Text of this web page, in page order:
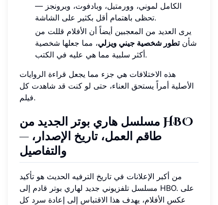
الكامل لموني، وورمتيل، وبادفوت، وبرونجز —
تحظى باهتمام أقل بكثير على الشاشة.
يرى العديد من المعجبين أيضاً أن الأفلام قللت من
شأنتطور شخصية جيني ويزلي، مما جعلها شخصية
أكثر سلبية مما هي عليه في الكتب.
هذه الاختلافات هي جزء مما يجعل قراءة الروايات
الأصلية أمراً يستحق العناء، حتى لو كنت قد شاهدت كل
فيلم.
مسلسل هاري بوتر الجديد من HBO
— طاقم العمل، تاريخ الإصدار،
والتفاصيل
من أكبر الإعلانات في تاريخ الترفيه الحديث هو تأكيد
مسلسل تلفزيوني جديد لهاري بوتر قادم إلى HBO. على
عكس الأفلام، يهدف هذا الاقتباس إلى إعادة سرد كل